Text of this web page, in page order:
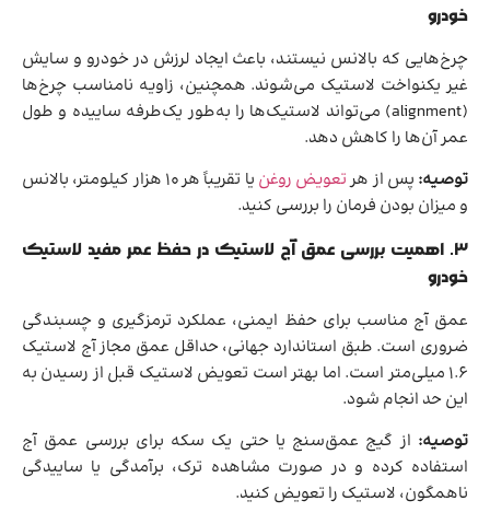
خودرو
چرخ‌هایی که بالانس نیستند، باعث ایجاد لرزش در خودرو و سایش
غیر یکنواخت لاستیک می‌شوند. همچنین، زاویه نامناسب چرخ‌ها
(alignment) می‌تواند لاستیک‌ها را به‌طور یک‌طرفه ساییده و طول
عمر آن‌ها را کاهش دهد.
توصیه: پس از هرتعویض روغن
یا تقریباً هر ۱۰ هزار کیلومتر، بالانس
و میزان بودن فرمان را بررسی کنید.
۳. اهمیت بررسی عمق آج لاستیک در حفظ عمر مفید لاستیک
خودرو
عمق آج مناسب برای حفظ ایمنی، عملکرد ترمزگیری و چسبندگی
ضروری است. طبق استاندارد جهانی، حداقل عمق مجاز آج لاستیک
۱.۶ میلی‌متر است. اما بهتر است تعویض لاستیک قبل از رسیدن به
این حد انجام شود.
توصیه: از گیج عمق‌سنج یا حتی یک سکه برای بررسی عمق آج
استفاده کرده و در صورت مشاهده ترک، برآمدگی یا ساییدگی
ناهمگون، لاستیک را تعویض کنید.